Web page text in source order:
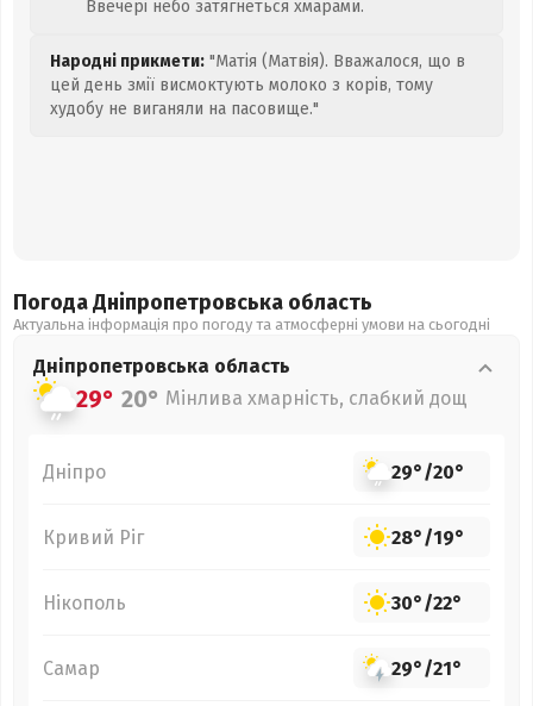
Ввечері небо затягнеться хмарами.
Народні прикмети: "Матія (Матвія). Вважалося, що в
цей день змії висмоктують молоко з корів, тому
худобу не виганяли на пасовище."
Погода Дніпропетровська область
Актуальна інформація про погоду та атмосферні умови на сьогодні
Дніпропетровська область
29° 20° Мінлива хмарність, слабкий дощ
Дніпро 29°/20°
Кривий Ріг 28°/19°
Нікополь 30°/22°
Самар 29°/21°